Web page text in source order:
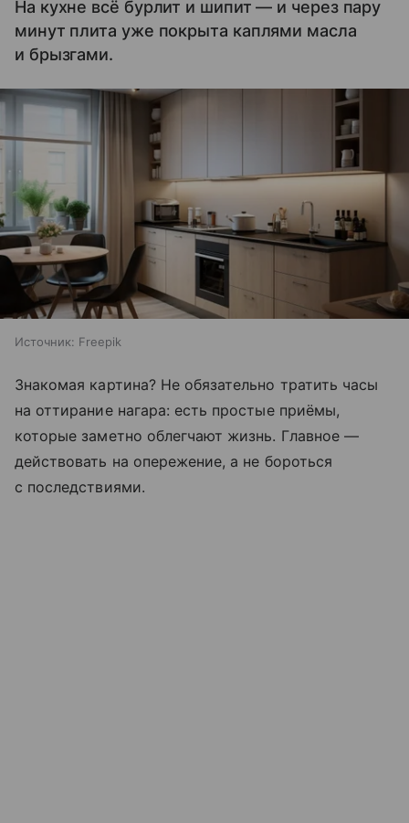
На кухне всё бурлит и шипит — и через пару
минут плита уже покрыта каплями масла
и брызгами.
Источник: Freepik
Знакомая картина? Не обязательно тратить часы
на оттирание нагара: есть простые приёмы,
которые заметно облегчают жизнь. Главное —
действовать на опережение, а не бороться
с последствиями.